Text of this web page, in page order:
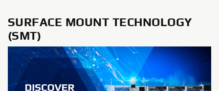
SURFACE MOUNT TECHNOLOGY
(SMT)